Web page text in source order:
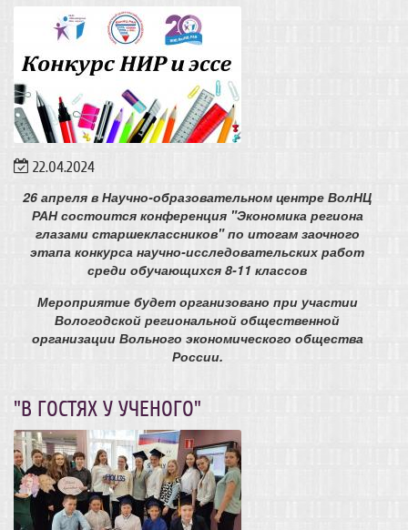
22.04.2024
26 апреля в Научно-образовательном центре ВолНЦ
РАНсостоится конференция "Экономика региона
глазами старшеклассников"по итогам заочного
этапа конкурса научно-исследовательских работ
среди обучающихся 8-11 классов
Мероприятие будет организовано при участии
Вологодской региональной общественной
организации Вольного экономического общества
России.
"В ГОСТЯХ У УЧЕНОГО"